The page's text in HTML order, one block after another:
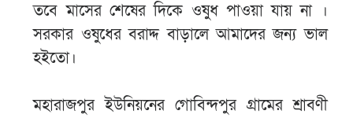
তবে মাসের শেষের দিকে ওষুধ পাওয়া যায় না ।
সরকার ওষুধের বরাদ্দ বাড়ালে আমাদের জন্য ভাল
হইতো।
মহারাজপুর ইউনিয়নের গোবিন্দপুর গ্রামের শ্রাবণী